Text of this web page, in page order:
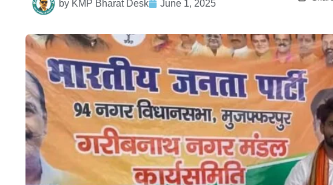
by KMP Bharat Desk June 1, 2025